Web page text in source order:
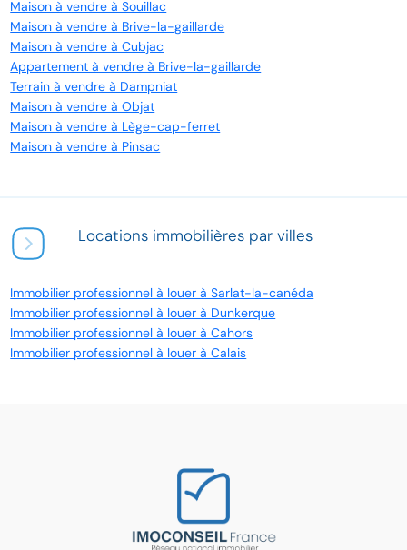
Maison à vendre à Souillac
Maison à vendre à Brive-la-gaillarde
Maison à vendre à Cubjac
Appartement à vendre à Brive-la-gaillarde
Terrain à vendre à Dampniat
Maison à vendre à Objat
Maison à vendre à Lège-cap-ferret
Maison à vendre à Pinsac
Locations immobilières par villes
Immobilier professionnel à louer à Sarlat-la-canéda
Immobilier professionnel à louer à Dunkerque
Immobilier professionnel à louer à Cahors
Immobilier professionnel à louer à Calais